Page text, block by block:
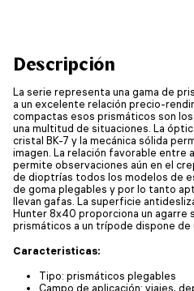
Descripción
La serie representa una gama de
a un excelente relación precio-
compactas esos prismáticos son
una multitud de situaciones. La
cristal BK-7 y la mecánica sólida
imagen. La relación favorable entre
permite observaciones aún en el
de dioptrías todos los modelos de
de goma plegables y por lo tanto
llevan gafas. La superficie
Hunter 8x40 proporciona un agarre
prismáticos a un trípode dispone de
Caracteristicas:
Tipo: prismáticos plegables
Campo de aplicación: viajes,